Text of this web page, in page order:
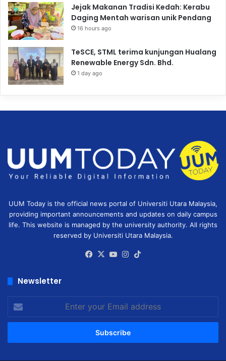
Jejak Makanan Tradisi Kedah: Kerabu
Daging Mentah warisan unik Pendang
16 hours ago
TeSCE, STML terima kunjungan Hualang
Renewable Energy Sdn. Bhd.
1 day ago
UUM Today is the official news portal of Universiti Utara Malaysia,
providing important announcements and updates on daily campus
life. This website is managed by the university authority. All rights
reserved by Universiti Utara Malaysia.
Facebook
X YouTubeInstagram
Newsletter
Enter
your
Email